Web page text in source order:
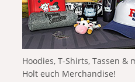
Hoodies, T-Shirts, Tassen &
Holt euch Merchandise!